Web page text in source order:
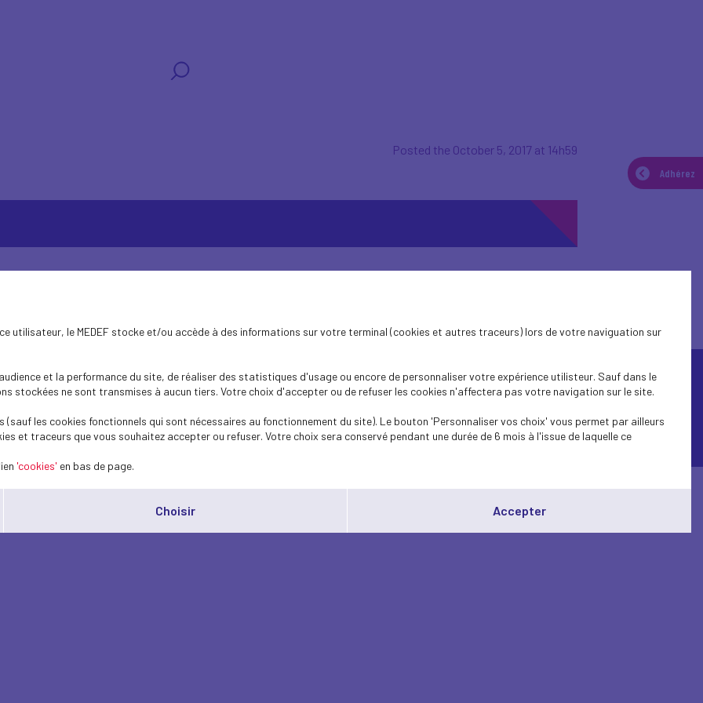
Adhérez
Posted the October 5, 2017 at 14h59
© Medef Pays de la Loire 2026 -Mentions légales
utilisateur, le MEDEF stocke et/ou accède à des informations sur votre terminal (cookies et autres traceurs) lors de votre naviguation sur
et la performance du site, de réaliser des statistiques d'usage ou encore de personnaliser votre expérience utilisteur. Sauf dans le
stockées ne sont transmises à aucun tiers. Votre choix d'accepter ou de refuser les cookies n'affectera pas votre navigation sur le site.
(sauf les cookies fonctionnels qui sont nécessaires au fonctionnement du site). Le bouton 'Personnaliser vos choix' vous permet par ailleurs
et traceurs que vous souhaitez accepter ou refuser. Votre choix sera conservé pendant une durée de 6 mois à l'issue de laquelle ce
'cookies' en bas de page.
Choisir Accepter